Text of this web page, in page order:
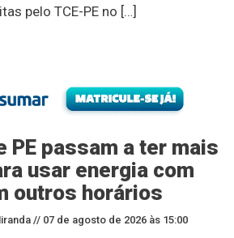
pelo TCE-PE no […]
PE passam a ter mais
usar energia com
outros horários
// 07 de agosto de 2026 às 15:00